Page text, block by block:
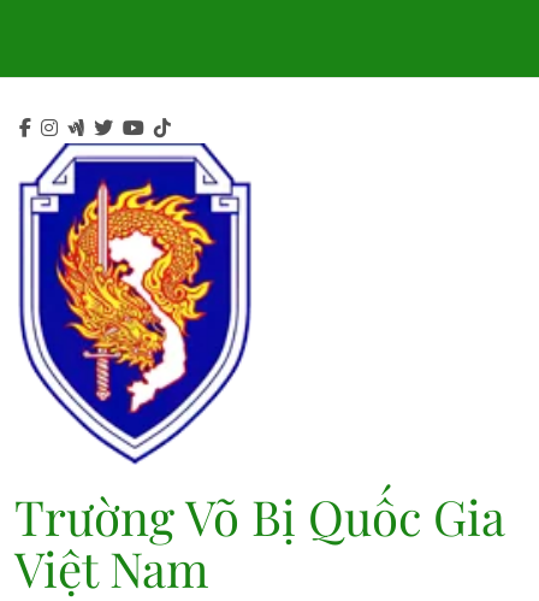
Trường Võ Bị Quốc Gia
Việt Nam